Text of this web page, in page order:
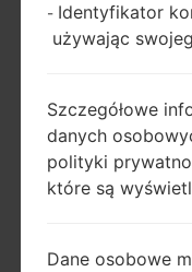
CSC
- Identyfikator
używając
Szczegółowe
danych
polityki
które są
Dane osobowe